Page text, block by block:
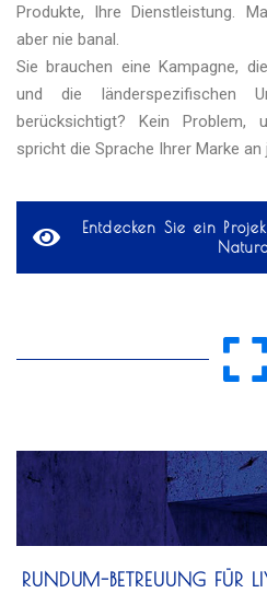
Produkte, Ihre Dienstleistung.
aber nie banal.
Sie brauchen eine Kampagne,
und die länderspezifischen
berücksichtigt? Kein Problem,
spricht die Sprache Ihrer Marke an
Entdecken Sie ein
RUNDUM-BETREUUNG